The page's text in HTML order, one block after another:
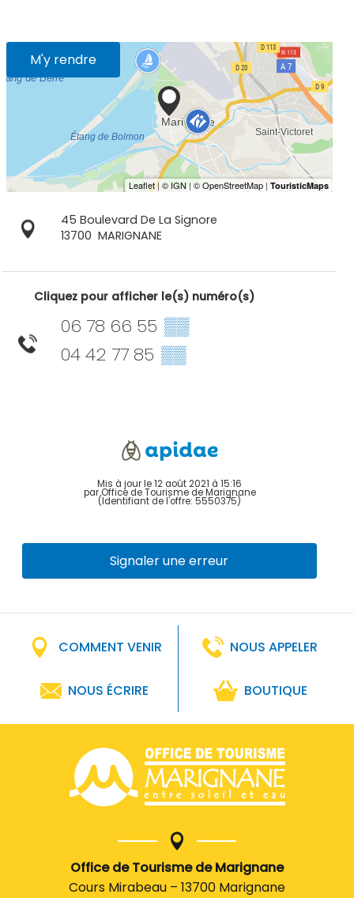
M'y rendre
45 Boulevard De La Signore
13700 MARIGNANE
Cliquez pour afficher le(s) numéro(s)
06 78 66 55 ▒▒
04 42 77 85 ▒▒
Mis à jour le 12 août 2021 à 15:16
par Office de Tourisme de Marignane
(Identifiant de l'offre: 5550375)
Signaler une erreur
COMMENT VENIR NOUS APPELER
NOUS ÉCRIRE BOUTIQUE
Office de Tourisme de Marignane
Cours Mirabeau – 13700 Marignane